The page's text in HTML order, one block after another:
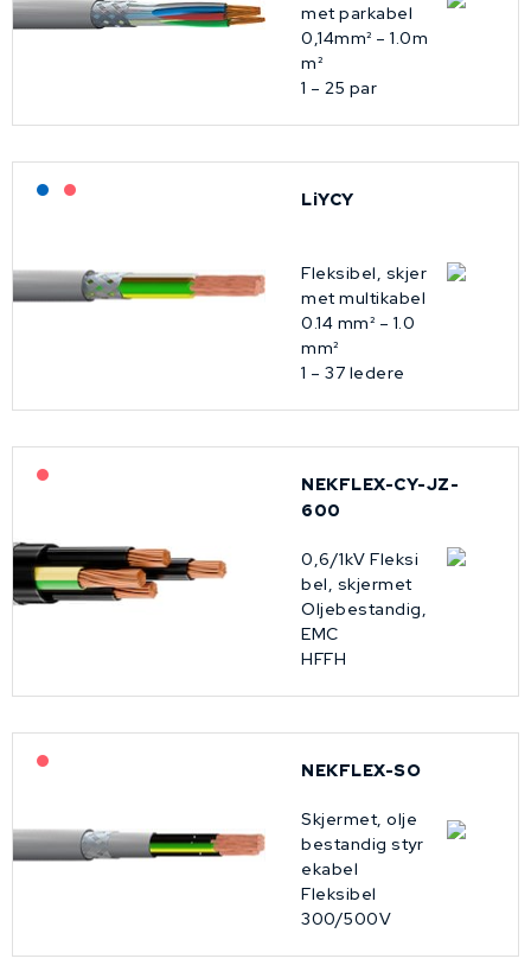
met parkabel
0,14mm² – 1.0m
m²
1 – 25 par
Lagerført: NEK Kabel
LiYCY
Fleksibel, skjer
met multikabel
0.14 mm² – 1.0
mm²
1 – 37 ledere
NEKFLEX-CY-JZ-
600
0,6/1kV Fleksi
bel, skjermet
Oljebestandig,
EMC
HFFH
NEKFLEX-SO
Skjermet, olje
bestandig styr
ekabel
Fleksibel
300/500V